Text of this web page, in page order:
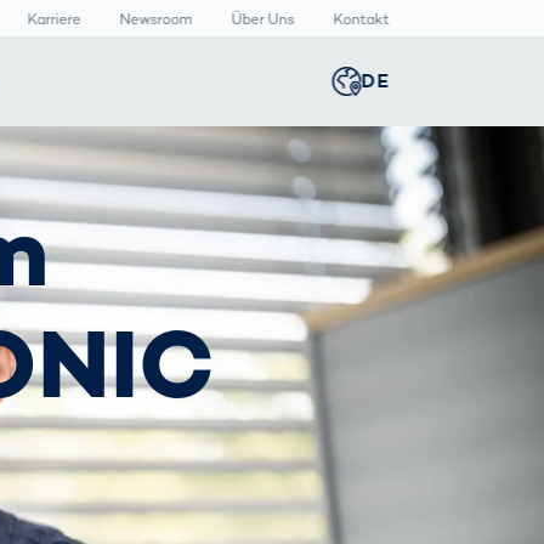
Karriere Newsroom Über Uns Kontakt
Smart Body
Measurement
Körperscanner
Vergleich
Newsroom
Media Center
Presse­
mitteilungen
DE
Global english
Germany deutsch
Middle East عربى
Austria
Korea
Japan